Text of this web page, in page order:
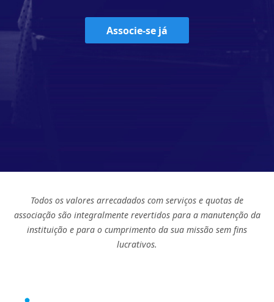
Associe-se já
Todos os valores arrecadados com serviços e quotas de
associação são integralmente revertidos para a manutenção da
instituição e para o cumprimento da sua missão sem fins
lucrativos.